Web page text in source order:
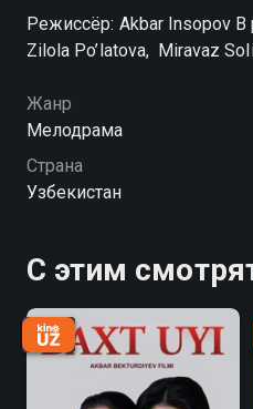
Режиссёр: Akbar Insopov В
Zilola Po’latova, Miravaz
Жанр
Мелодрама
Страна
Узбекистан
С этим